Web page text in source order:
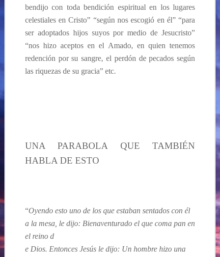
bendijo con toda bendición espiritual en los lugares
celestiales en Cristo” “según nos escogió en él” “para
ser adoptados hijos suyos por medio de Jesucristo”
“nos hizo aceptos en el Amado, en quien tenemos
redención por su sangre, el perdón de pecados según
las riquezas de su gracia” etc.
UNA PARABOLA QUE TAMBIÉN
HABLA DE ESTO
“Oyendo esto uno de los que estaban sentados con él
a la mesa, le dijo: Bienaventurado el que coma pan en
el reino d
e Dios. Entonces Jesús le dijo: Un hombre hizo una